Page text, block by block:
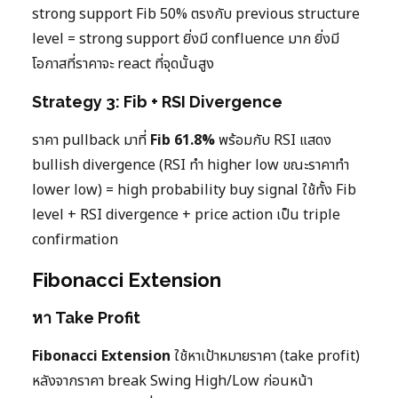
strong support Fib 50% ตรงกับ previous structure
level = strong support ยิ่งมี confluence มาก ยิ่งมี
โอกาสที่ราคาจะ react ที่จุดนั้นสูง
Strategy 3: Fib + RSI Divergence
ราคา pullback มาที่ Fib 61.8%พร้อมกับ RSI แสดง
bullish divergence (RSI ทำ higher low ขณะราคาทำ
lower low) = high probability buy signal ใช้ทั้ง Fib
level + RSI divergence + price action เป็น triple
confirmation
Fibonacci Extension
หา Take Profit
Fibonacci Extension ใช้หาเป้าหมายราคา (take profit)
หลังจากราคา break Swing High/Low ก่อนหน้า